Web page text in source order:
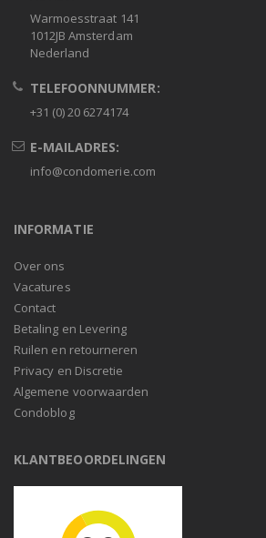
Warmoesstraat 141
1012JB Amsterdam
Nederland
TELEFOONNUMMER:
+31 (0) 20 6274174
E-MAILADRES:
info@condomerie.com
INFORMATIE
Over ons
Vacatures
Contact
Betaling en Levering
Ruilen en retourneren
Privacy en Discretie
Algemene voorwaarden
Condoblog
KLANTBEOORDELINGEN